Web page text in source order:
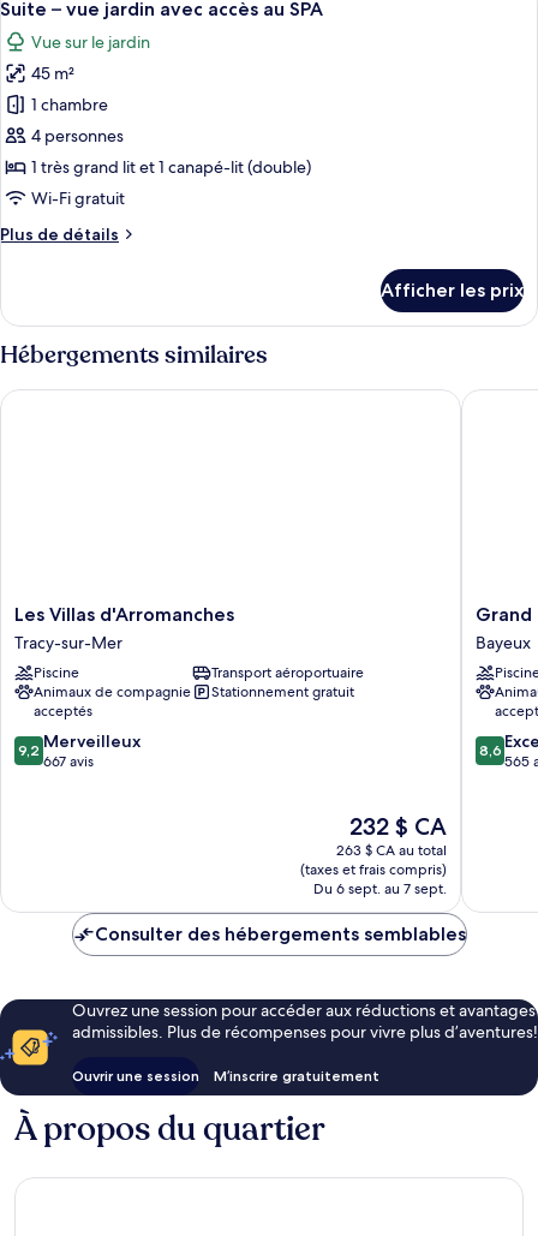
accès
au
SPA
vue
jardin
avec
accès
au
SPA
toutes
les
photos
pour
ce
type
de
chambre :
Suite
jardin
avec
accès
au
Suite – vue jardin avec accès au SPA
Vue sur le jardin
45 m²
1 chambre
4 personnes
1 très grand lit et 1 canapé-lit (double)
Wi-Fi gratuit
Plus de détails
Plus
Suite
–
vue
jardin
avec
Afficher les prix
Hébergements similaires
Les
Villas
d'Arromanches
Tracy-
sur-
Mer
Les Villas d'Arromanches
Tracy-sur-Mer
Piscine
Transport aéroportuaire
Animaux de compagnie
acceptés
Stationnement gratuit
9.2
sur
9,2 Merveilleux
667 avis
Le
prix
est
de
232 $ CA
232 $ CA
263 $ CA au total
(taxes et frais compris)
Du 6 sept. au 7 sept.
Les Villas d'Arromanches
Grand
Hôtel
du
&
Spa
Bayeux
Grand
Bayeux
8.6
sur
8,6
565
Grand
Consulter des hébergements semblables
Ouvrez une session pour accéder aux réductions et avantages
admissibles. Plus de récompenses pour vivre plus d’aventures!
Ouvrir une session M’inscrire gratuitement
À propos du quartier